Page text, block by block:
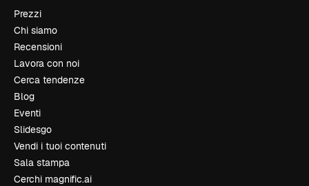
Prezzi
Chi siamo
Recensioni
Lavora con noi
Cerca tendenze
Blog
Eventi
Slidesgo
Vendi i tuoi contenuti
Sala stampa
Cerchi magnific.ai